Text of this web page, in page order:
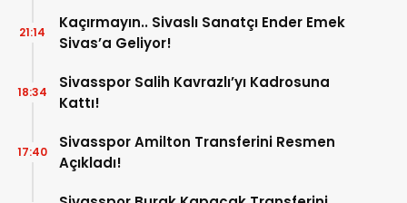
Kaçırmayın.. Sivaslı Sanatçı Ender Emek
Sivas’a Geliyor!
21:14
Sivasspor Salih Kavrazlı’yı Kadrosuna
Kattı!
18:34
Sivasspor Amilton Transferini Resmen
Açıkladı!
17:40